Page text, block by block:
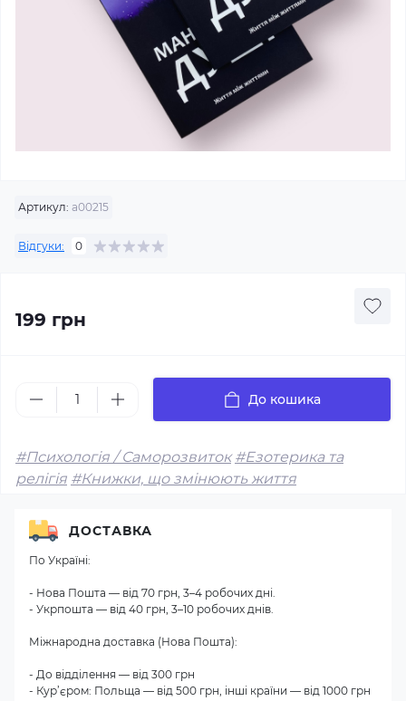
Артикул: а00215
Відгуки: 0
199 грн
До кошика
#Психологія / Саморозвиток #Езотерика та
релігія #Книжки, що змінюють життя
ДОСТАВКА
По Україні:
- Нова Пошта — від 70 грн, 3–4 робочих дні.
- Укрпошта — від 40 грн, 3–10 робочих днів.
Міжнародна доставка (Нова Пошта):
- До відділення — від 300 грн
- Кур’єром: Польща — від 500 грн, інші країни — від 1000 грн